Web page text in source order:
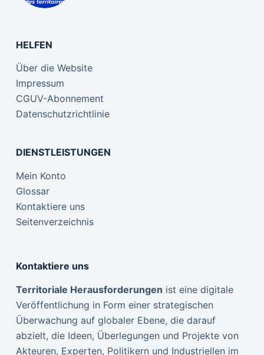
HELFEN
Über die Website
Impressum
CGUV-Abonnement
Datenschutzrichtlinie
DIENSTLEISTUNGEN
Mein Konto
Glossar
Kontaktiere uns
Seitenverzeichnis
Kontaktiere uns
Territoriale Herausforderungen ist eine digitale
Veröffentlichung in Form einer strategischen
Überwachung auf globaler Ebene, die darauf
abzielt, die Ideen, Überlegungen und Projekte von
Akteuren, Experten, Politikern und Industriellen im